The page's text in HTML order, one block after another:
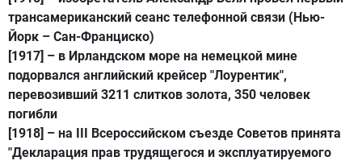
трансамериканский сеанс телефонной связи (Нью-
Йорк – Сан-Франциско)
[1917] – в Ирландском море на немецкой мине
подорвался английский крейсер "Лоурентик",
перевозивший 3211 слитков золота, 350 человек
погибли
[1918] – на III Всероссийском съезде Советов принята
"Декларация прав трудящегося и эксплуатируемого